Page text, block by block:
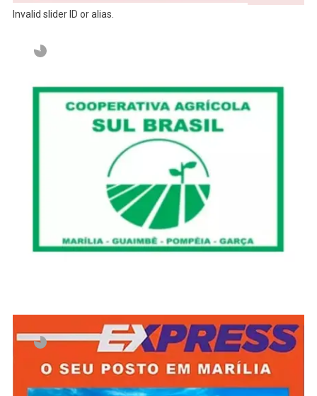
Invalid slider ID or alias.